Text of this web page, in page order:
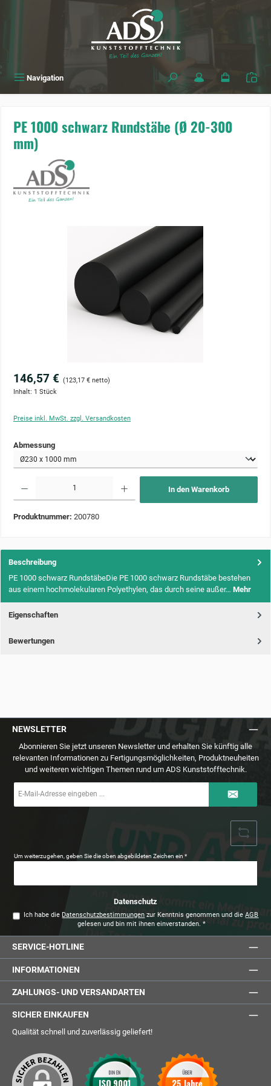
Navigation
PE 1000 schwarz Rundstäbe (Ø 20-300
mm)
146,57 € (123,17 € netto)
Inhalt: 1 Stück
Preise inkl. MwSt. zzgl. Versandkosten
Abmessungauswählen
In den Warenkorb
Produktnummer: 200780
Beschreibung
PE 1000 schwarz RundstäbeDie PE 1000 schwarz Rundstäbe bestehen
aus einem hochmolekularen Polyethylen, das durch seine außer… Mehr
Eigenschaften
Bewertungen
NEWSLETTER
Abonnieren Sie jetzt unseren Newsletter und erhalten Sie künftig alle
relevanten Informationen zu Fertigungsmöglichkeiten, Produktneuheiten
und weiteren wichtigen Themen rund um ADS Kunststofftechnik.
Mail-
Um weiterzugehen, geben Sie die oben abgebildeten Zeichen ein*
Datenschutz
Ich habe die Datenschutzbestimmungen zur Kenntnis genommen und dieAGB
gelesen und bin mit ihnen einverstanden. *
SERVICE-HOTLINE
INFORMATIONEN
ZAHLUNGS- UND VERSANDARTEN
SICHER EINKAUFEN
Qualität schnell und zuverlässig geliefert!